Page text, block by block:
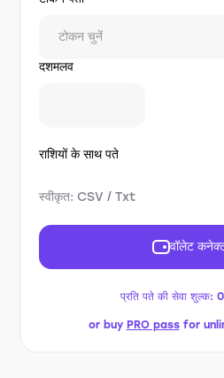
टोकन चुनें
दशमलव
राशियों के साथ पते
स्वीकृत: CSV / Txt
वॉलेट
प्रति पते की सेवा शुल्क:
or buy PRO pass for